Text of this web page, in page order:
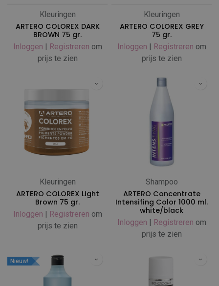
Kleuringen
ARTERO COLOREX DARK
BROWN 75 gr.
Inloggen | Registreren om
prijs te zien
Kleuringen
ARTERO COLOREX GREY
75 gr.
Inloggen | Registreren om
prijs te zien
Kleuringen
ARTERO COLOREX Light
Brown 75 gr.
Inloggen | Registreren om
prijs te zien
Shampoo
ARTERO Concentrate
Intensifing Color 1000 ml.
white/black
Inloggen | Registreren om
prijs te zien
Nieuw!